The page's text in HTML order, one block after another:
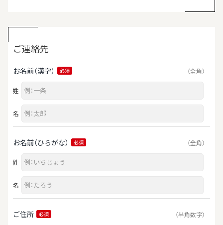
ご連絡先
お名前（漢字） 必須 （全角）
姓
名
お名前（ひらがな） 必須 （全角）
姓
名
ご住所 必須 （半角数字）